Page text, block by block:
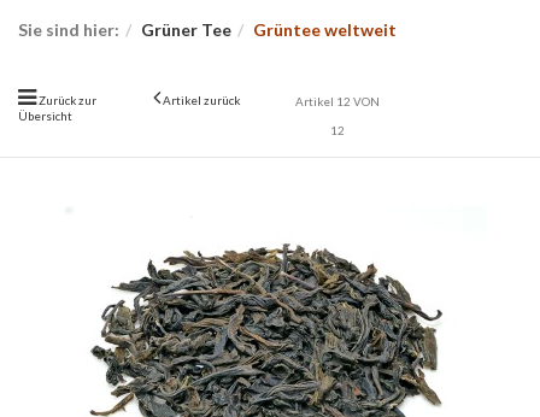
Sie sind hier: Grüner Tee Grüntee weltweit
Zurück zur
Übersicht
Artikel zurück
Artikel 12 VON
12